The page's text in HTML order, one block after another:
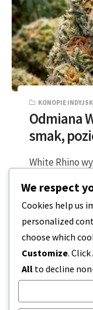
KONOPIE
Odmiana
smak,
White Rhino
ciała i
7 MINUTY
We respect
Cookies help us
personalized
choose which
Customize. Click
All to decline